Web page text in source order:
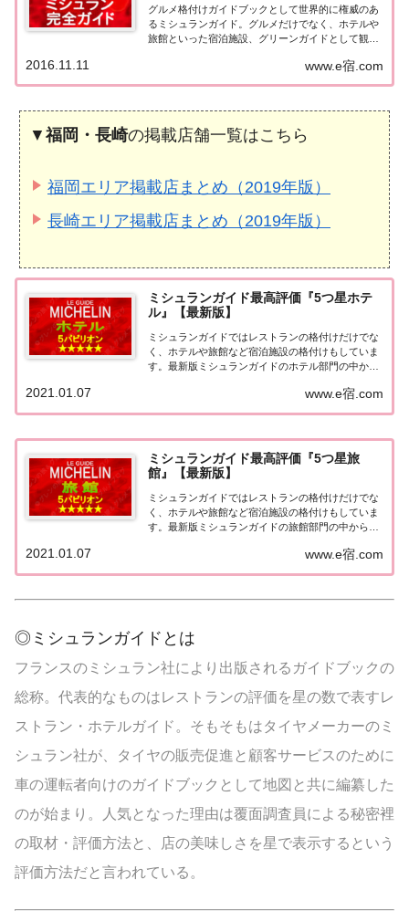
グルメ格付けガイドブックとして世界的に権威のあ
るミシュランガイド。グルメだけでなく、ホテルや
旅館といった宿泊施設、グリーンガイドとして観光
本版としては、2007年11月20日に「ミシュランガイ
ド東京版2008」が発売されてからエリアを...
www.e宿.com
2016.11.11
▼ 福岡・長崎の掲載店舗一覧はこちら
福岡エリア掲載店まとめ（2019年版）
長崎エリア掲載店まとめ（2019年版）
ミシュランガイド最高評価『5つ星ホテ
ル』【最新版】
ミシュランガイドではレストランの格付けだけでな
く、ホテルや旅館など宿泊施設の格付けもしていま
す。最新版ミシュランガイドのホテル部門の中から
をまとめてみました♪ いずれのホテルも人気ランキ
ングなどで常に上位を賑わす有名ホテル。各ホテル
www.e宿.com
2021.01.07
ミシュランガイド最高評価『5つ星旅
館』【最新版】
ミシュランガイドではレストランの格付けだけでな
く、ホテルや旅館など宿泊施設の格付けもしていま
す。最新版ミシュランガイドの旅館部門の中から最
とめてみました♪ いずれも人気ランキングなどで常
www.e宿.com
2021.01.07
◎ミシュランガイドとは
フランスのミシュラン社により出版されるガイドブックの
総称。代表的なものはレストランの評価を星の数で表すレ
ストラン・ホテルガイド。そもそもはタイヤメーカーのミ
シュラン社が、タイヤの販売促進と顧客サービスのために
車の運転者向けのガイドブックとして地図と共に編纂した
のが始まり。人気となった理由は覆面調査員による秘密裡
の取材・評価方法と、店の美味しさを星で表示するという
評価方法だと言われている。